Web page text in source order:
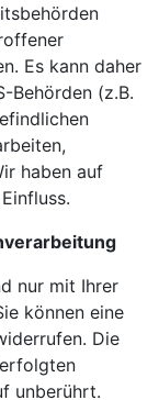
Es kann daher
Behörden (z.B.
haben auf
nur mit Ihrer
können eine
Die
unberührt.